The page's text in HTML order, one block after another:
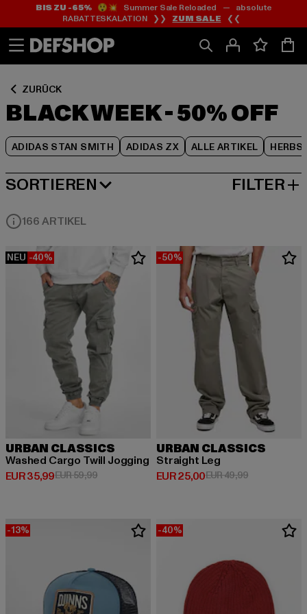
Zum
Inhalt
springen
Zum
Fußzeile
springen
BIS ZU -65%😲💥 Summer Sale Reloaded — absolute
RABATTESKALATION ❯❯ ZUM SALE ❮❮
ZURÜCK
BLACK WEEK - 50% OFF
ADIDAS STAN SMITH ADIDAS ZX ALLE ARTIKEL
Zum
Produktraster
springen
SORTIEREN
BELIEBTESTE FILTER
166 ARTIKEL
NEU -40%
URBAN CLASSICS
Washed Cargo Twill Jogging
EUR 35,99
Derzeitiger Preis: EUR 35,99
EUR 59,99Aktionspreis: EUR 59,99
-50%
URBAN CLASSICS
Straight Leg
EUR 25,00
Derzeitiger Preis: EUR 25,00
EUR 49,99Aktionspreis:
-13% -40%